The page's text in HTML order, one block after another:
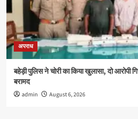
अपराध
बहेड़ी पुलिस ने चोरी का किया खुलासा, दो आरोपी
बरामद
admin August 6, 2026